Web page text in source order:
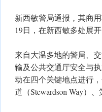
新西敏警局通报，其商
19日，在新西敏多处展
来自大温多地的警局、
输及公共交通厅安全与
动在四个关键地点进行
道（Stewardson Way）